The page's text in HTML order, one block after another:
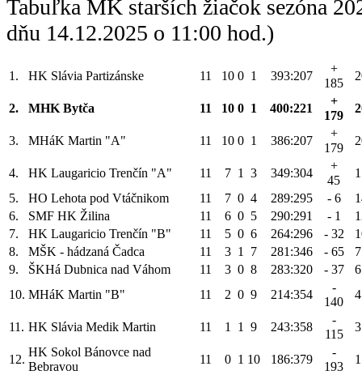
Tabuľka MK starších žiačok sezóna
dňu 14.12.2025 o 11:00 hod.)
1. HK Slávia Partizánske 11 10 0 1 393:207
+
185
2. MHK Bytča 11 10 0 1 400:221
+
179
3. MHáK Martin "A" 11 10 0 1 386:207
+
179
4. HK Laugaricio Trenčín "A" 11 7 1 3 349:304
+
45
5.
HO Lehota pod Vtáčnikom 11 7 0 4 289:295 - 6
6.
SMF HK Žilina 11 6 0 5 290:291 - 1
7.
HK Laugaricio Trenčín "B" 11 5 0 6 264:296 - 32
8.
MŠK - hádzaná Čadca 11 3 1 7 281:346 - 65
7
9.
ŠKHá Dubnica nad Váhom 11 3 0 8 283:320 - 37
6
10. MHáK Martin "B" 11 2 0 9 214:354
-
140
4
11. HK Slávia Medik Martin 11 1 1 9 243:358
-
115
3
12.
HK Sokol Bánovce nad
Bebravou
11 0 1 10 186:379
-
193
1